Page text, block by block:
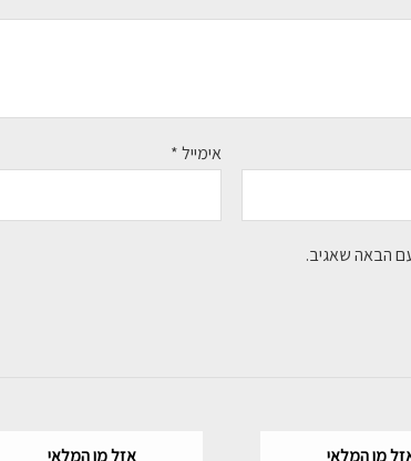
אימייל*
הבאה שאגיב.
מן המלאי אזל מן המלאי